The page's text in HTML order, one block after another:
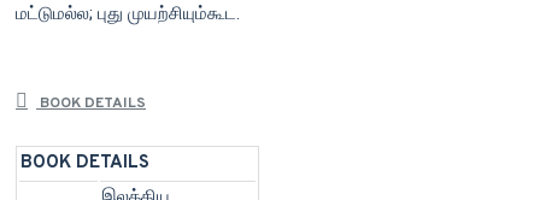
மட்டுமல்ல; புது முயற்சியும்கூட.
BOOK DETAILS
BOOK DETAILS